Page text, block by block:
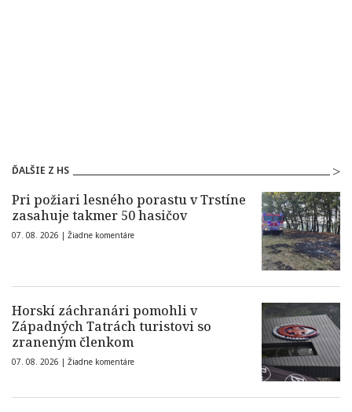
ĎALŠIE Z HS
Pri požiari lesného porastu v Trstíne
zasahuje takmer 50 hasičov
07. 08. 2026 | Žiadne komentáre
Horskí záchranári pomohli v
Západných Tatrách turistovi so
zraneným členkom
07. 08. 2026 | Žiadne komentáre